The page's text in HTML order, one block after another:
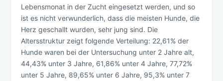
Lebensmonat in der Zucht eingesetzt werden, und so
ist es nicht verwunderlich, dass die meisten Hunde, die
Herz geschallt wurden, sehr jung sind. Die
Altersstruktur zeigt folgende Verteilung: 22,61% der
Hunde waren bei der Untersuchung unter 2 Jahre alt,
44,43% unter 3 Jahre, 61,86% unter 4 Jahre, 77,72%
unter 5 Jahre, 89,65% unter 6 Jahre, 95,3% unter 7